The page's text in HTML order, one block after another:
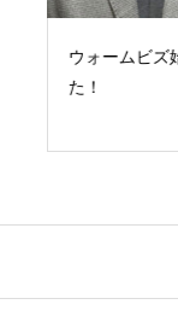
本日より受
100万円の特